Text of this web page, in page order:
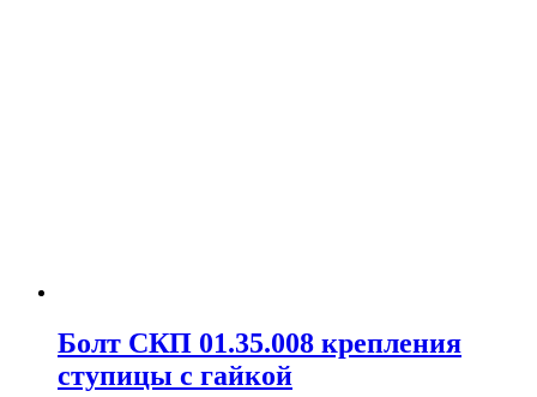
Болт СКП 01.35.008 крепления
ступицы с гайкой